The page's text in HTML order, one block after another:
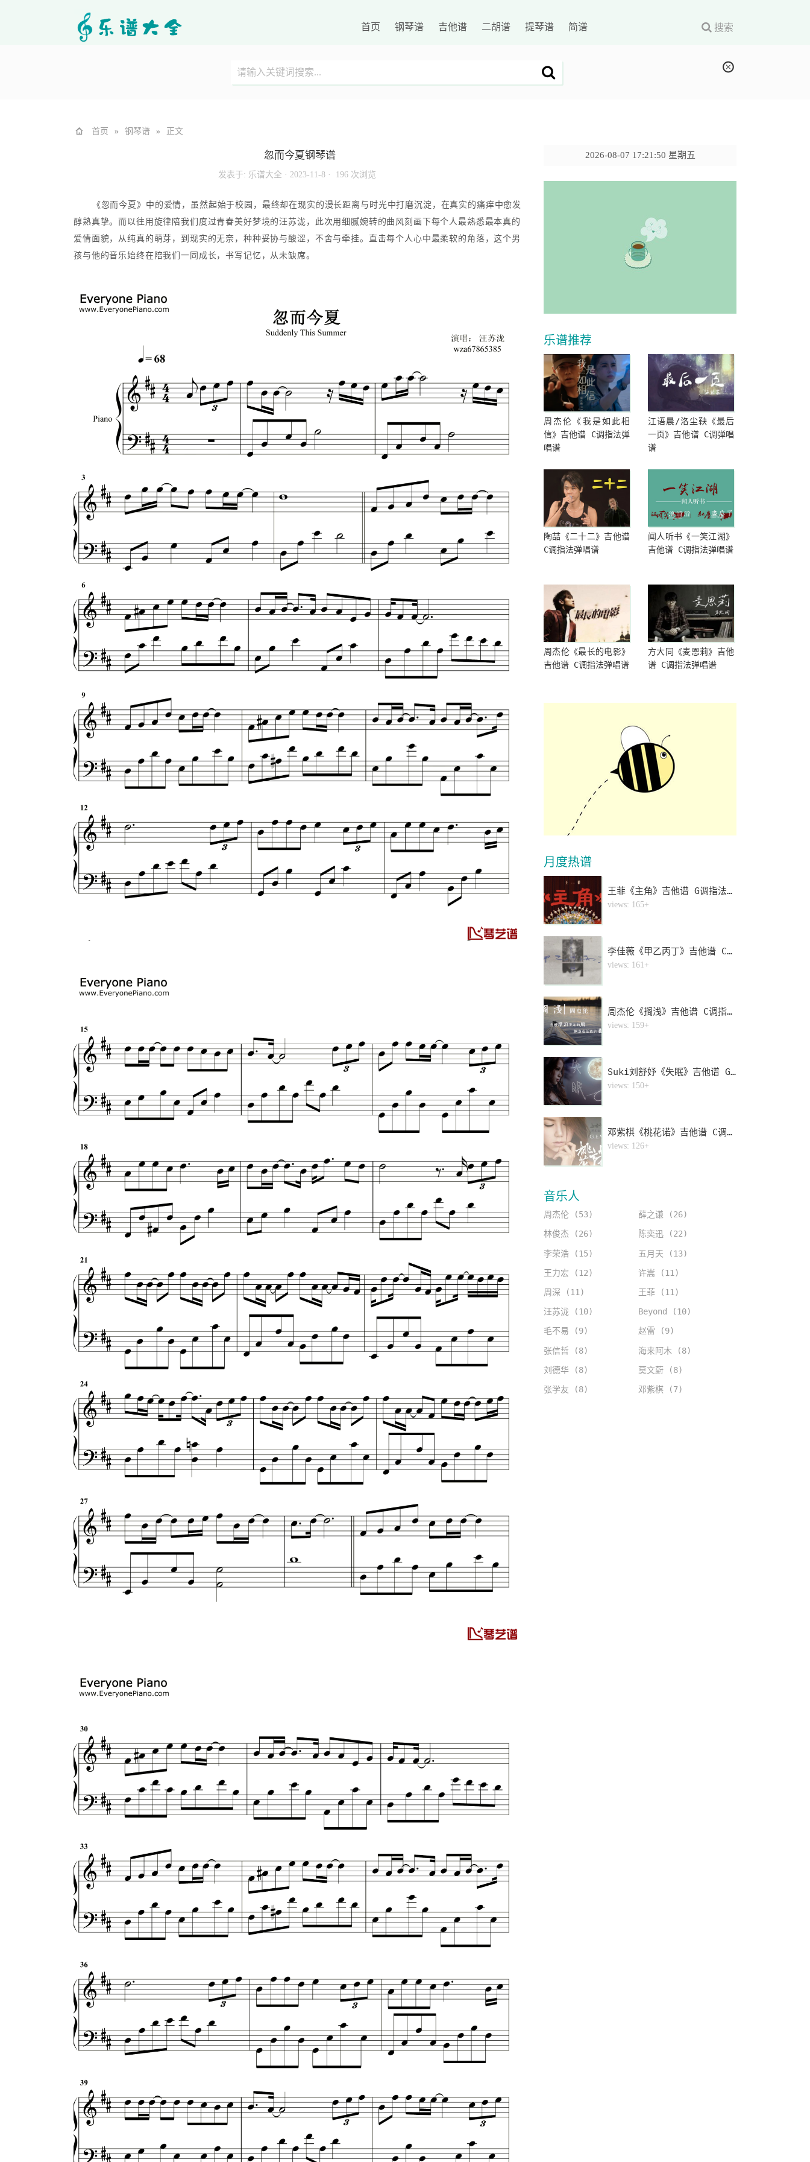
首页 钢琴谱 吉他谱 二胡谱 提琴谱 简谱 搜索
首页 » 钢琴谱 » 正文
忽而今夏钢琴谱
发表于: 乐谱大全 · 2023-11-8 · 196 次浏览
《忽而今夏》中的爱情，虽然起始于校园，最终却在现实的漫长距离与时光中打磨沉淀，在真实的痛痒中愈发
醇熟真挚。而以往用旋律陪我们度过青春美好梦境的汪苏泷，此次用细腻婉转的曲风刻画下每个人最熟悉最本真的
爱情面貌，从纯真的萌芽，到现实的无奈，种种妥协与酸涩，不舍与牵挂。直击每个人心中最柔软的角落，这个男
孩与他的音乐始终在陪我们一同成长，书写记忆，从未缺席。
2026-08-07 17:21:51 星期五
乐谱推荐
周杰伦《我是如此相
信》吉他谱 C调指法弹
唱谱
江语晨/洛尘鞅《最后
一页》吉他谱 C调弹唱
谱
陶喆《二十二》吉他谱
C调指法弹唱谱
闻人听书《一笑江湖》
吉他谱 C调指法弹唱谱
周杰伦《最长的电影》
吉他谱 C调指法弹唱谱
方大同《麦恩莉》吉他
谱 C调指法弹唱谱
月度热谱
1
王菲《主角》吉他谱 G调指法弹唱谱
views: 165+
2
李佳薇《甲乙丙丁》吉他谱 C调指法弹唱谱
views: 161+
3
周杰伦《搁浅》吉他谱 C调指法弹唱谱
views: 159+
4
Suki刘舒妤《失眠》吉他谱 G调指法弹唱谱
views: 150+
5
邓紫棋《桃花诺》吉他谱 C调指法弹唱谱
views: 126+
音乐人
周杰伦 (53) 薛之谦 (26)
林俊杰 (26) 陈奕迅 (22)
李荣浩 (15) 五月天 (13)
王力宏 (12) 许嵩 (11)
周深 (11) 王菲 (11)
汪苏泷 (10) Beyond (10)
毛不易 (9) 赵雷 (9)
张信哲 (8) 海来阿木 (8)
刘德华 (8) 莫文蔚 (8)
张学友 (8) 邓紫棋 (7)